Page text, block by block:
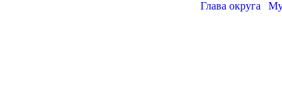
Глава округа